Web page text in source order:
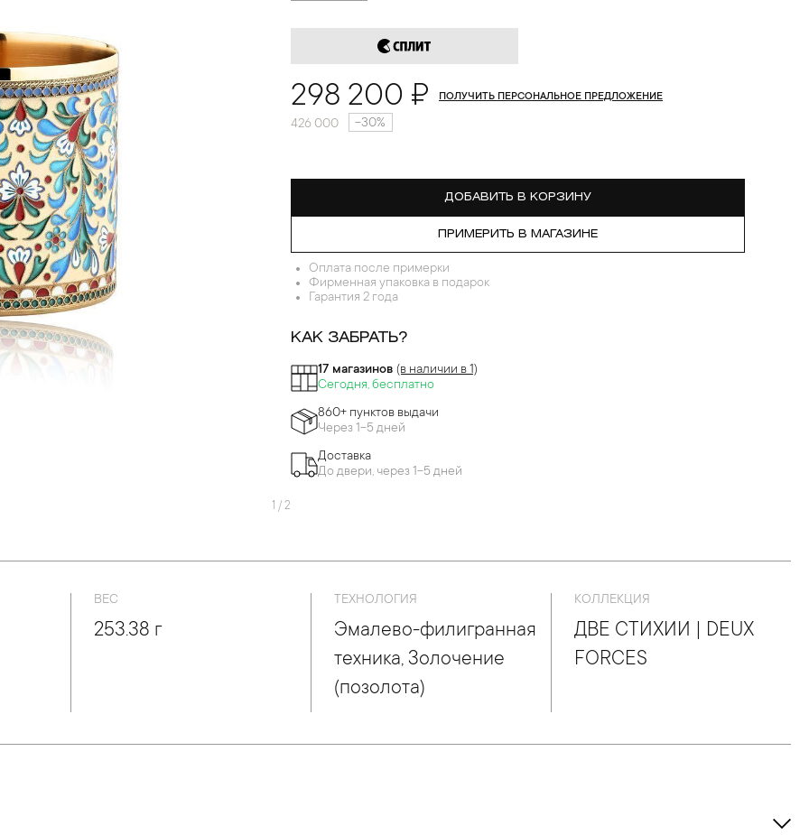
1 / 2
298 200 ₽ ПОЛУЧИТЬ ПЕРСОНАЛЬНОЕ ПРЕДЛОЖЕНИЕ
426 000 -30%
ДОБАВИТЬ В КОРЗИНУ
ПРИМЕРИТЬ В МАГАЗИНЕ
Оплата после примерки
Фирменная упаковка в подарок
Гарантия 2 года
КАК ЗАБРАТЬ?
17 магазинов (в наличии в 1)
Сегодня, бесплатно
860+ пунктов выдачи
Через 1-5 дней
Доставка
До двери, через 1-5 дней
ВЕС
253.38 г
ТЕХНОЛОГИЯ
Эмалево-филигранная
техника, Золочение
(позолота)
КОЛЛЕКЦИЯ
ДВЕ СТИХИИ | DEUX
FORCES